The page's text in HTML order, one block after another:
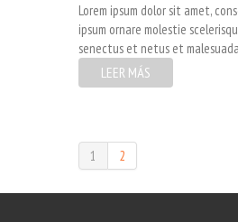
Lorem ipsum dolor sit amet,
ipsum ornare molestie
senectus et netus et
LEER MÁS
1 2